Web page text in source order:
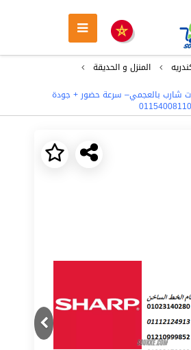
المنزل و الحديقة
شارب بالعجمي– سرعة حضور + جودة
Next